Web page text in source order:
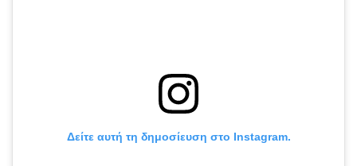
Δείτε αυτή τη δημοσίευση στο Instagram.